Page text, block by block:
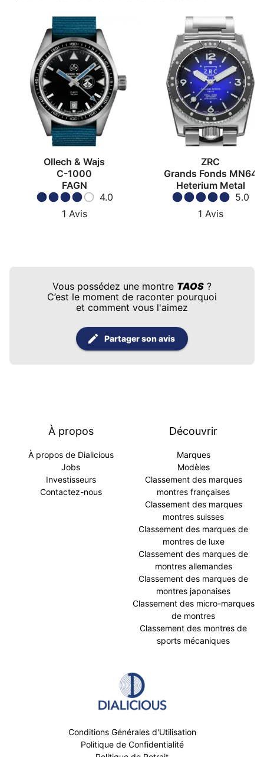
Ollech & Wajs
C-1000
FAGN
4.0
1 Avis
ZRC
Grands Fonds MN64
Heterium Metal
5.0
1 Avis
Vous possédez une montre TAOS?
C’est le moment de raconter pourquoi
et comment vous l'aimez
Partager son avis
À propos
À propos de Dialicious
Jobs
Investisseurs
Contactez-nous
Découvrir
Marques
Modèles
Classement des marques
montres françaises
Classement des marques
montres suisses
Classement des marques de
montres de luxe
Classement des marques de
montres allemandes
Classement des marques de
montres japonaises
Classement des micro-marques
de montres
Classement des montres de
sports mécaniques
Conditions Générales d'Utilisation
Politique de Confidentialité